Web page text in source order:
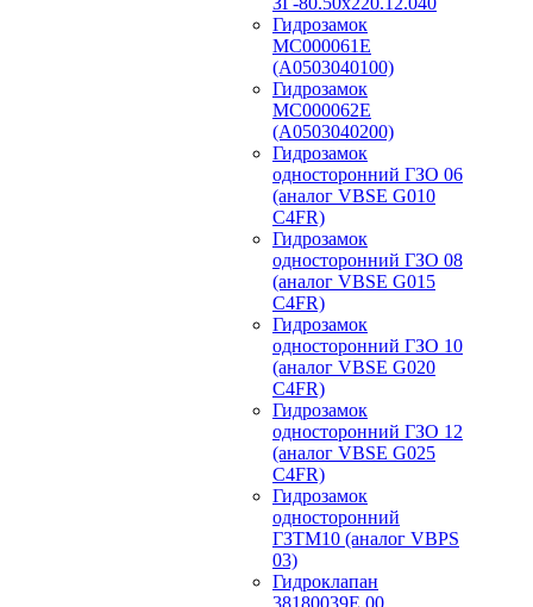
Гидрозамок
МС000061Е
(А0503040100)
Гидрозамок
МС000062Е
(А0503040200)
Гидрозамок
односторонний ГЗО 06
(аналог VBSE G010
C4FR)
Гидрозамок
односторонний ГЗО 08
(аналог VBSE G015
C4FR)
Гидрозамок
односторонний ГЗО 10
(аналог VBSE G020
C4FR)
Гидрозамок
односторонний ГЗО 12
(аналог VBSE G025
C4FR)
Гидрозамок
односторонний
ГЗТМ10 (аналог VBPS
03)
Гидроклапан
38180039Е.00